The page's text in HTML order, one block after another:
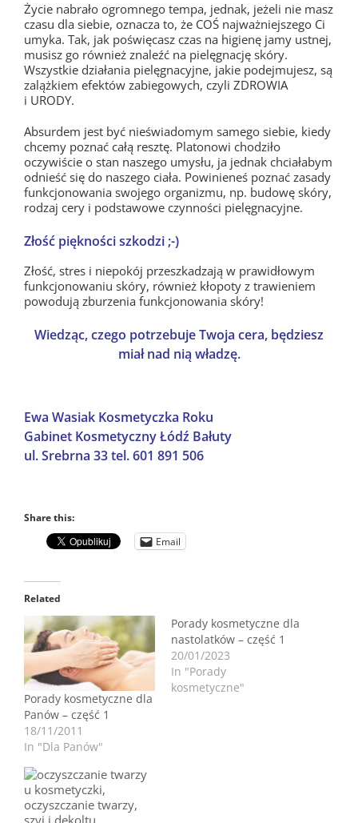
Życie nabrało ogromnego tempa, jednak, jeżeli nie masz
czasu dla siebie, oznacza to, że COŚ najważniejszego Ci
umyka. Tak, jak poświęcasz czas na higienę jamy ustnej,
musisz go również znaleźć na pielęgnację skóry.
Wszystkie działania pielęgnacyjne, jakie podejmujesz, są
zalążkiem efektów zabiegowych, czyli ZDROWIA
i URODY.
Absurdem jest być nieświadomym samego siebie, kiedy
chcemy poznać całą resztę. Platonowi chodziło
oczywiście o stan naszego umysłu, ja jednak chciałabym
odnieść się do naszego ciała. Powinieneś poznać zasady
funkcjonowania swojego organizmu, np. budowę skóry,
rodzaj cery i podstawowe czynności pielęgnacyjne.
Złość piękności szkodzi ;-)
Złość, stres i niepokój przeszkadzają w prawidłowym
funkcjonowaniu skóry, również kłopoty z trawieniem
powodują zburzenia funkcjonowania skóry!
Wiedząc, czego potrzebuje Twoja cera, będziesz
miał nad nią władzę.
Ewa Wasiak Kosmetyczka Roku
Gabinet Kosmetyczny Łódź Bałuty
ul. Srebrna 33 tel. 601 891 506
Share this:
Email
Related
Porady kosmetyczne dla
Panów – część 1
18/11/2011
In "Dla Panów"
Porady kosmetyczne dla
nastolatków – część 1
20/01/2023
In "Porady
kosmetyczne"